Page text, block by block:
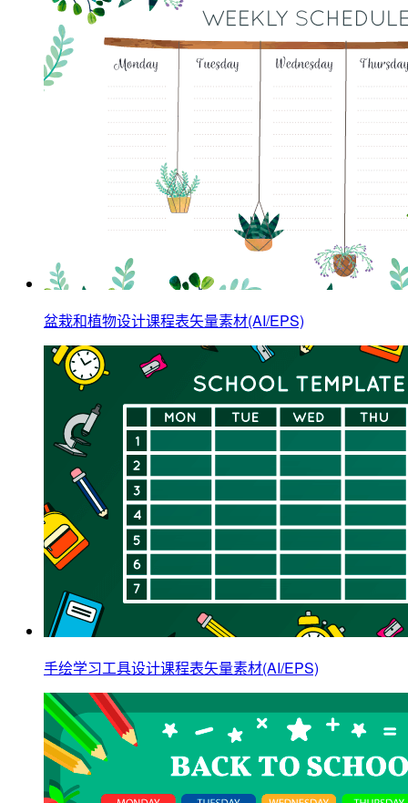
盆栽和植物设计课程表矢量素材(AI/EPS)
手绘学习工具设计课程表矢量素材(AI/EPS)